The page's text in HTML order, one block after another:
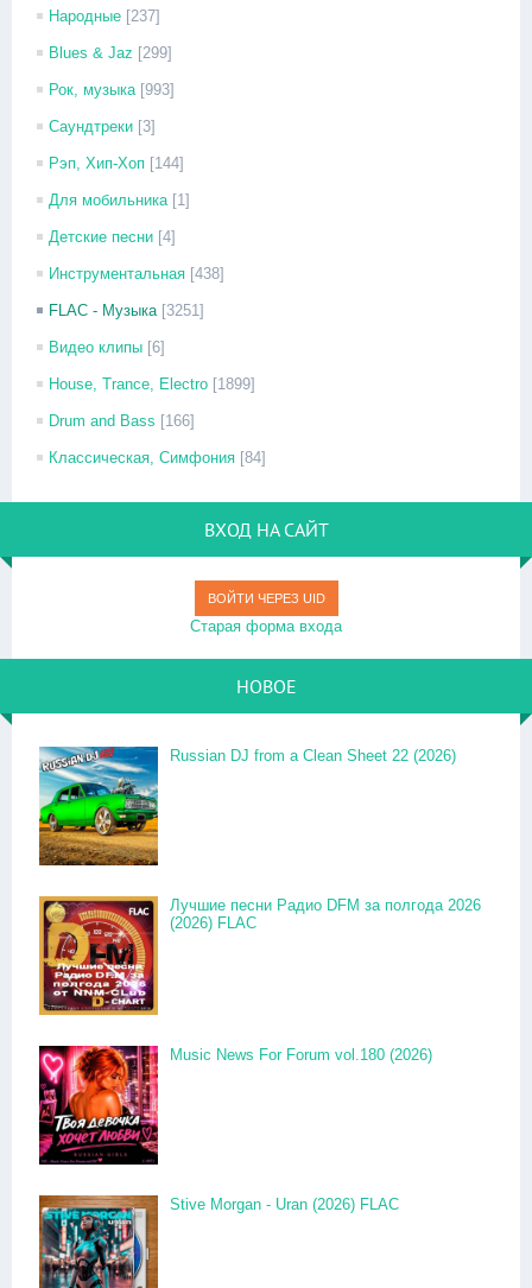
Народные [237]
Blues & Jaz [299]
Рок, музыка [993]
Саундтреки [3]
Рэп, Хип-Хоп [144]
Для мобильника [1]
Детские песни [4]
Инструментальная [438]
FLAC - Музыка [3251]
Видео клипы [6]
House, Trance, Electro [1899]
Drum and Bass [166]
Классическая, Симфония [84]
ВХОД НА САЙТ
ВОЙТИ ЧЕРЕЗ UID
Старая форма входа
НОВОЕ
Russian DJ from a Clean Sheet 22 (2026)
Лучшие песни Радио DFM за полгода 2026
(2026) FLAC
Music News For Forum vol.180 (2026)
Stive Morgan - Uran (2026) FLAC